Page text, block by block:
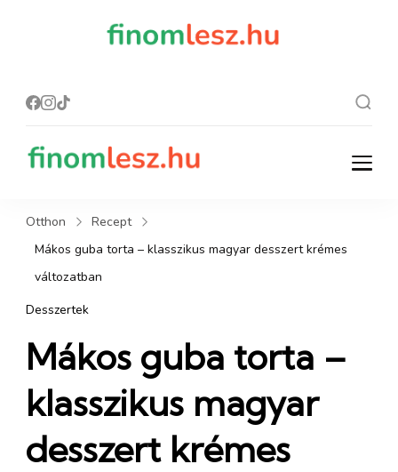
finomlesz.hu
Recept, ami finom lesz.
Otthon
Recept
Mákos guba torta – klasszikus magyar desszert krémes
változatban
Desszertek
Mákos guba torta –
klasszikus magyar
desszert krémes